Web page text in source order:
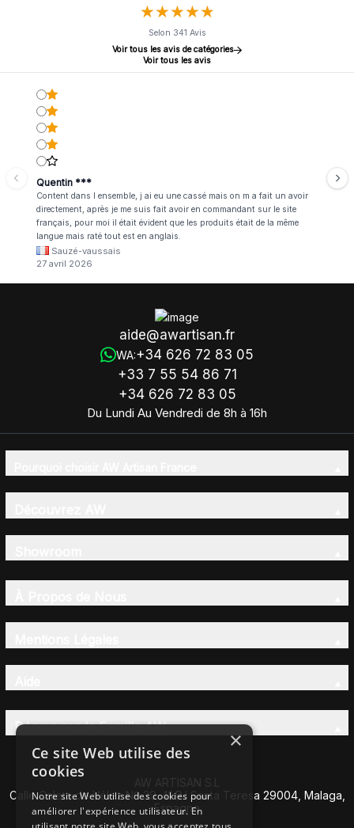
★★★★★
★★★★★
Selon 341 Avis
Voir tous les avis de catégories
Voir tous les avis
Quentin ***
Content dans l ensemble, j ai eu une cassé mais on m a fait un avoir
directement, après je me suis fait avoir en commandant sur le site
français, pour moi il était évident que les produits était de la même
langue mais raté tout est en anglais.
Sauzé-vaussais
27 avril 2026
aide@awartisan.fr
WA:+34 626 72 83 05
+33 7 55 54 86 71
+34 626 72 83 05
Du Lundi Au Vendredi de 8h à 16h
Découvrez la Famille AW
AW ARTISAN S.L
Calle Caleta de Vélez Nº 39-41 P.I Santa Teresa 29004, Malaga,
Espagne
×
Ce site Web utilise des
cookies
Notre site Web utilise des cookies pour
améliorer l'expérience utilisateur. En